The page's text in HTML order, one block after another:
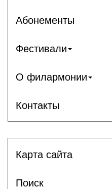
Абонементы
Фестивали
О филармонии
Контакты
Карта сайта
Поиск